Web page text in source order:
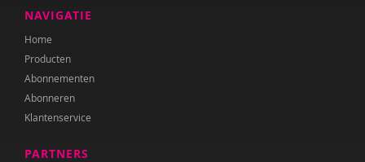
NAVIGATIE
Home
Producten
Abonnementen
Abonneren
Klantenservice
PARTNERS